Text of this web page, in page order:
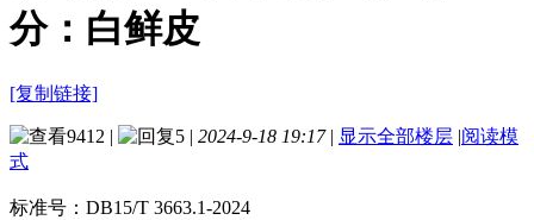
分：白鲜皮
[复制链接]
9412 | 5 | 2024-9-18 19:17 | 显示全部楼层 |阅读模
式
标准号： DB15/T 3663.1-2024